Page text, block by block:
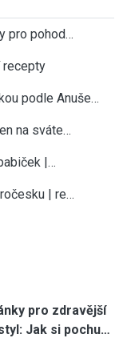
pro pohod…
recepty
podle Anuše…
na sváte…
|…
| re…
pro zdravější
Jak si pochu…